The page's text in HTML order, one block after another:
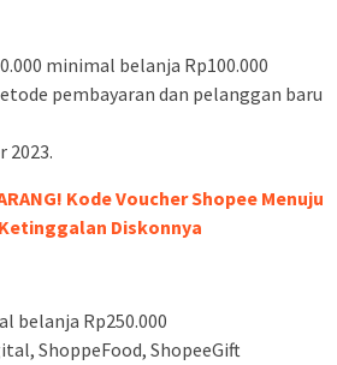
minimal belanja Rp100.000
pembayaran dan pelanggan baru
2023.
Kode Voucher Shopee Menuju
Diskonnya
belanja Rp250.000
ShoppeFood, ShopeeGift